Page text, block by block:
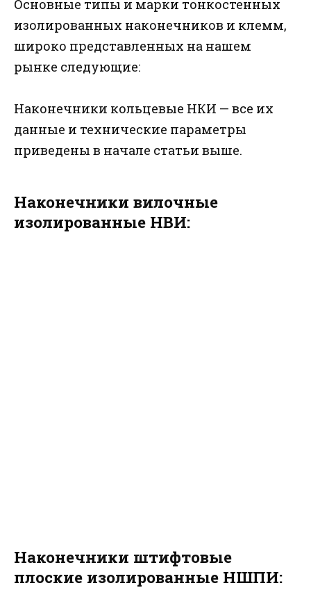
Основные типы и марки тонкостенных
изолированных наконечников и клемм,
широко представленных на нашем
рынке следующие:
Наконечники кольцевые НКИ — все их
данные и технические параметры
приведены в начале статьи выше.
Наконечники вилочные
изолированные НВИ:
Наконечники штифтовые
плоские изолированные НШПИ: